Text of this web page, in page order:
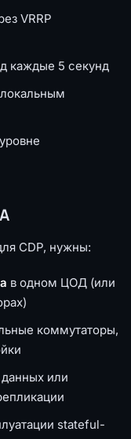
VRRP
каждые 5 секунд
CDP, нужны:
в одном ЦОД (или
коммутаторы,
или
stateful-